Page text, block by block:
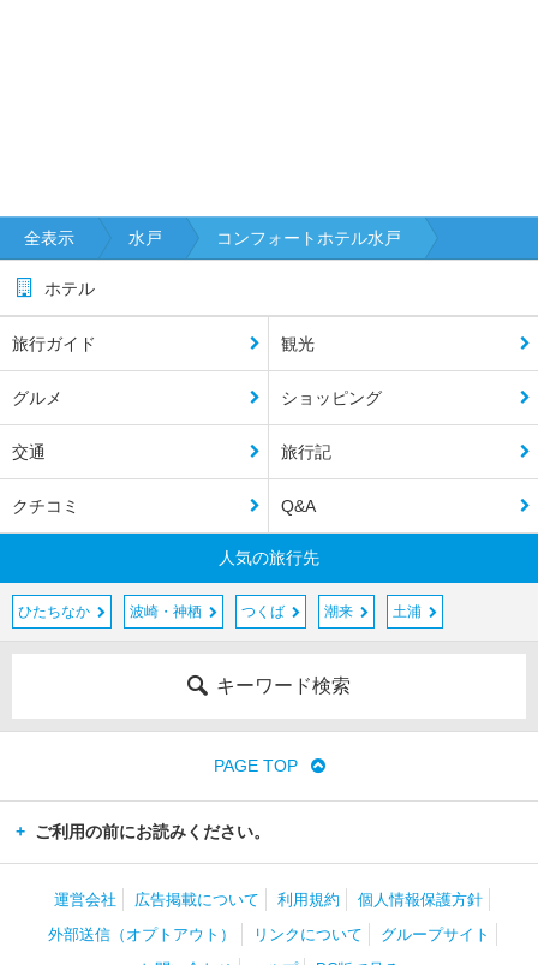
全表示 水戸 コンフォートホテル水戸
ホテル
旅行ガイド 観光
グルメ ショッピング
交通 旅行記
クチコミ Q&A
人気の旅行先
ひたちなか 波崎・神栖 つくば 潮来 土浦
キーワード検索
PAGE TOP
ご利用の前にお読みください。
運営会社 広告掲載について 利用規約
個人情報保護方針
外部送信（オプトアウト）
リンクについて
グループサイト